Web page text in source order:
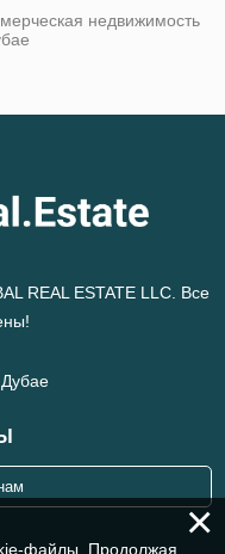
недвижимость
REAL ESTATE LLC. Все
×
файлы. Продолжая